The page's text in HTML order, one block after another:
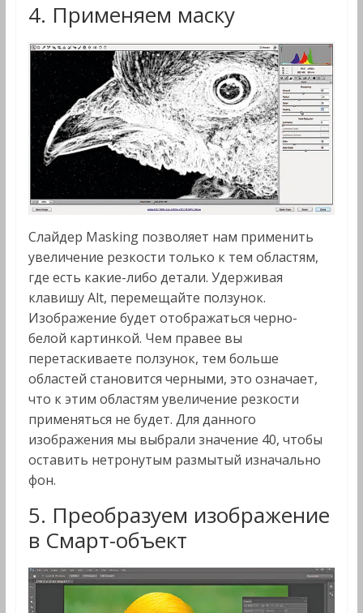
4. Применяем маску
Слайдер Masking позволяет нам применить
увеличение резкости только к тем областям,
где есть какие-либо детали. Удерживая
клавишу Alt, перемещайте ползунок.
Изображение будет отображаться черно-
белой картинкой. Чем правее вы
перетаскиваете ползунок, тем больше
областей становится черными, это означает,
что к этим областям увеличение резкости
применяться не будет. Для данного
изображения мы выбрали значение 40, чтобы
оставить нетронутым размытый изначально
фон.
5. Преобразуем изображение
в Смарт-объект